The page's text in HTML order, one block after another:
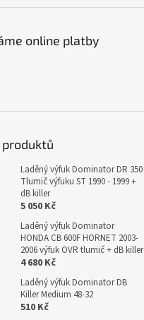
online platby
produktů
Laděný výfuk Dominator DR 350
Tlumič výfuku ST 1990 - 1999 +
dB killer
5 050 Kč
Laděný výfuk Dominator
HONDA CB 600F HORNET 2003-
2006 výfuk OVR tlumič + dB killer
4 680 Kč
Laděný výfuk Dominator DB
Killer Medium 48-32
510 Kč